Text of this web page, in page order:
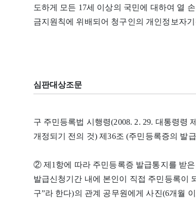
도하게 모든 17세 이상의 국민에 대하여 열
금지원칙에 위배되어 청구인의 개인정보자
심판대상조문
구 주민등록법 시행령(2008. 2. 29. 대통령령
개정되기 전의 것) 제36조 (주민등록증의 발
② 제1항에 따라 주민등록증 발급통지를 받
발급신청기간 내에 본인이 직접 주민등록이
구”라 한다)의 관계 공무원에게 사진(6개월